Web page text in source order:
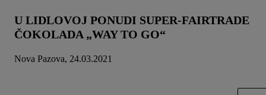
U LIDLOVOJ PONUDI SUPER-FAIRTRADE
ČOKOLADA „WAY TO GO“
Nova Pazova, 24.03.2021